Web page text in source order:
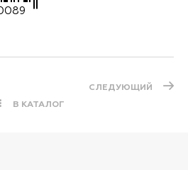
В КАТАЛОГ
СЛЕДУЮЩИЙ